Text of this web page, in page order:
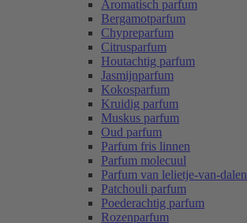
Aromatisch parfum
Bergamotparfum
Chypreparfum
Citrusparfum
Houtachtig parfum
Jasmijnparfum
Kokosparfum
Kruidig parfum
Muskus parfum
Oud parfum
Parfum fris linnen
Parfum molecuul
Parfum van lelietje-van-dalen
Patchouli parfum
Poederachtig parfum
Rozenparfum